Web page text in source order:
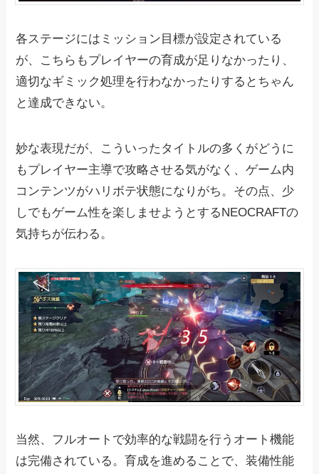
各ステージにはミッション目標が設定されている
が、こちらもプレイヤーの育成が足りなかったり、
適切なギミック処理を行わなかったりするとちゃん
と達成できない。
妙な表現だが、こういったタイトルの多くがどうに
もプレイヤー主導で攻略させる気がなく、ゲーム内
コンテンツがハリボテ状態になりがち。その点、少
しでもゲーム性を楽しませようとするNEOCRAFTの
気持ちが伝わる。
当然、フルオートで効率的な戦闘を行うオート機能
は完備されている。育成を進めることで、装備性能